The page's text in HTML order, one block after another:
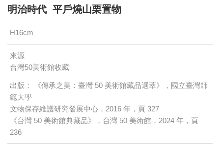
明治時代 平戶燒山栗置物
H16cm
來源
台灣50美術館收藏
出版： 《傳承之美：臺灣 50 美術館藏品選萃》，國立臺灣師
範大學
文物保存維護研究發展中心，2016 年，頁 327
《台灣 50 美術館典藏品》，台灣 50 美術館，2024 年，頁
236